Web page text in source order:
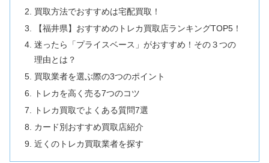
買取方法でおすすめは宅配買取！
【福井県】おすすめのトレカ買取店ランキングTOP5！
迷ったら「プライスベース」がおすすめ！その３つの
理由とは？
買取業者を選ぶ際の3つのポイント
トレカを高く売る7つのコツ
トレカ買取でよくある質問7選
カード別おすすめ買取店紹介
近くのトレカ買取業者を探す